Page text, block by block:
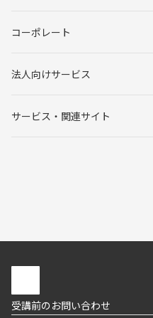
コーポレート
法人向けサービス
サービス・関連サイト
受講前のお問い合わせ